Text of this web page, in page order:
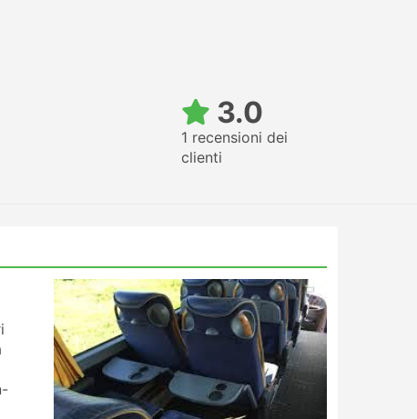
3.0
1 recensioni dei
clienti